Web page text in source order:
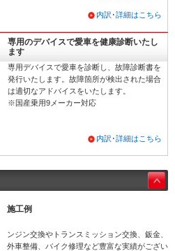
内訳･詳細はこちら
専用のデバイスで愛車を健康診断いたし
ます
専用デバイスで愛車を診断し、故障診断書を
発行いたします。故障箇所が検出された場合
は適切なアドバイスをいたします。
※国産乗用9メーカー対応
内訳･詳細はこちら
施工例
ンジン交換やトランスミッション交換、鈑金、
外車整備、バイク修理など豊富な実績がござい